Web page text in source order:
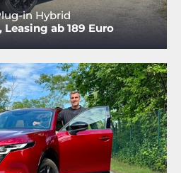
in Hybrid
ab 189 Euro